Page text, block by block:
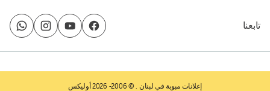
تابعنا
إعلانات مبوبة في لبنان . © 2006- 2026 أوليكس